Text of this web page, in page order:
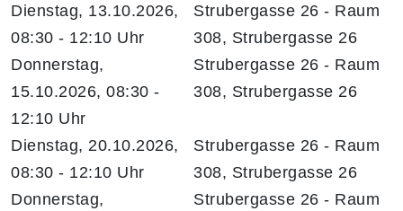
Dienstag, 13.10.2026,
08:30 - 12:10 Uhr
Strubergasse 26 - Raum
308, Strubergasse 26
Donnerstag,
15.10.2026, 08:30 -
12:10 Uhr
Strubergasse 26 - Raum
308, Strubergasse 26
Dienstag, 20.10.2026,
08:30 - 12:10 Uhr
Strubergasse 26 - Raum
308, Strubergasse 26
Donnerstag,
Strubergasse 26 - Raum